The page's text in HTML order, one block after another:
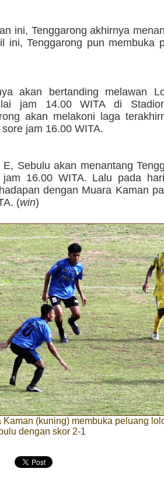
ini, Tenggarong akhirnya
ini, Tenggarong pun membuka
akan bertanding melawan
jam 14.00 WITA di
akan melakoni laga
jam 16.00 WITA.
Sebulu akan menantang
16.00 WITA. Lalu pada
dengan Muara Kaman
(win)
Kaman (kuning) membuka peluang
dengan skor 2-1